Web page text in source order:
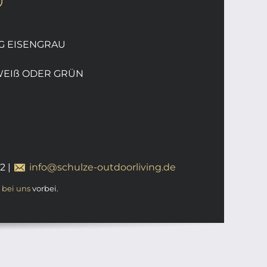
EISENGRAU
ODER GRÜN
| info@schulze-outdoorliving.de
bei unsvorbei.